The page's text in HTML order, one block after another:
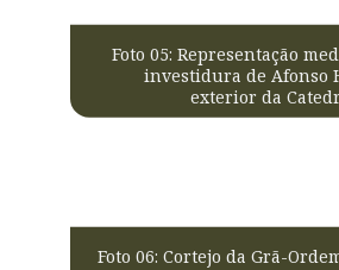
Foto 05: Representação
investidura de Afonso
exterior da
Foto 06: Cortejo da Grã-